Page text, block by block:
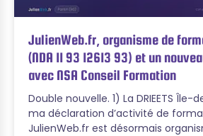
JulienWeb.fr, organisme de
(NDA 11 93 12613 93) et un
avec NSA Conseil Formation
Double nouvelle. 1) La DRIEETS
ma déclaration d’activité de
JulienWeb.fr est désormais